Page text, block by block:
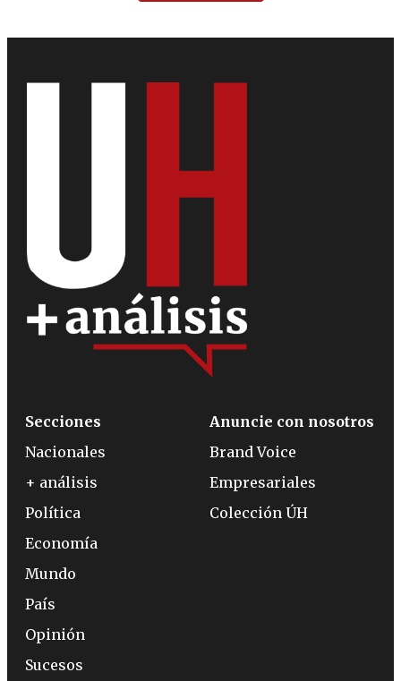
Secciones
Nacionales
+ análisis
Política
Economía
Mundo
País
Opinión
Sucesos
Anuncie con nosotros
Brand Voice
Empresariales
Colección ÚH